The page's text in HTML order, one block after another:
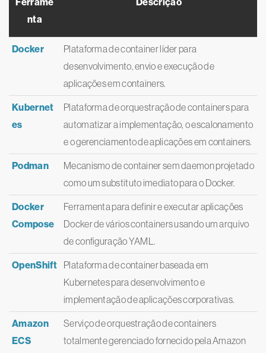
nta
Docker
Plataforma de container líder para
desenvolvimento, envio e execução de
aplicações em containers.
Kubernet
es
Plataforma de orquestração de containers para
automatizar a implementação, o escalonamento
e o gerenciamento de aplicações em containers.
Podman
Mecanismo de container sem daemon projetado
como um substituto imediato para o Docker.
Docker
Compose
Ferramenta para definir e executar aplicações
Docker de vários containers usando um arquivo
de configuração YAML.
OpenShift
Plataforma de container baseada em
Kubernetes para desenvolvimento e
implementação de aplicações corporativas.
Amazon
ECS
Serviço de orquestração de containers
totalmente gerenciado fornecido pela Amazon